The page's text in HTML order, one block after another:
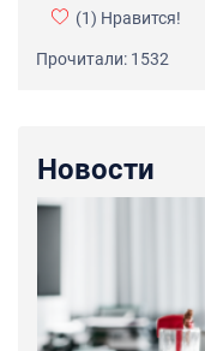
(1) Нравится!
Прочитали: 1532
Новости